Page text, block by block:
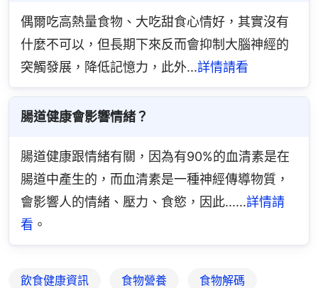
偶爾吃高熱量食物、大吃甜食心情好，其實沒有
什麼不可以，但長期下來反而會抑制大腦神經的
突觸發展，降低記憶力，此外...詳情請看
腸道健康會影響情緒？
腸道健康跟情緒有關，因為有90%的血清素是在
腸道中產生的，而血清素是一種神經傳導物質，
會影響人的情緒、壓力、食慾，因此......詳情請
看 。
飲食健康資訊 食物營養 食物解碼